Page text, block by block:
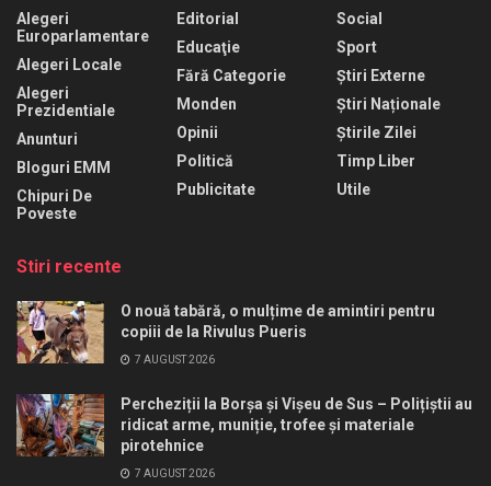
Alegeri
Europarlamentare
Alegeri Locale
Alegeri
Prezidentiale
Anunturi
Bloguri EMM
Chipuri De
Poveste
Editorial
Educaţie
Fără Categorie
Monden
Opinii
Politică
Publicitate
Social
Sport
Știri Externe
Știri Naționale
Știrile Zilei
Timp Liber
Utile
Stiri recente
O nouă tabără, o mulțime de amintiri pentru
copiii de la Rivulus Pueris
7 AUGUST 2026
Percheziții la Borșa și Vișeu de Sus – Polițiștii au
ridicat arme, muniție, trofee și materiale
pirotehnice
7 AUGUST 2026